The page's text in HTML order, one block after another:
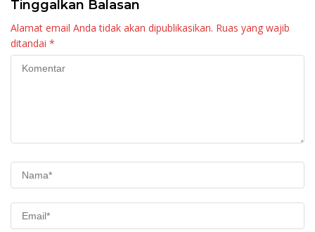
Tinggalkan Balasan
Alamat email Anda tidak akan dipublikasikan. Ruas yang wajib
ditandai *